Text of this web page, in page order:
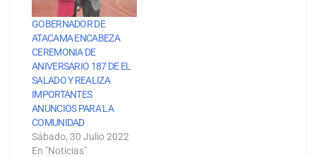
GOBERNADOR DE
ATACAMA ENCABEZA
CEREMONIA DE
ANIVERSARIO 187 DE EL
SALADO Y REALIZA
IMPORTANTES
ANUNCIOS PARA LA
COMUNIDAD
Sábado, 30 Julio 2022
En "Noticias"